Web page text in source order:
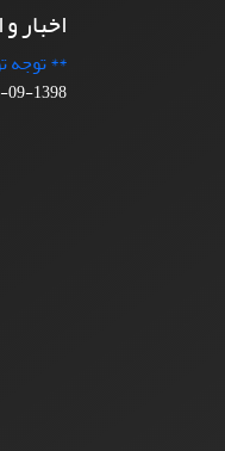
اخبار
** توجه
1398-09-18